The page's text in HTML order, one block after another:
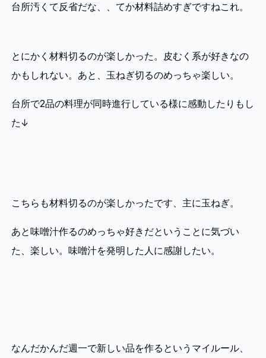
台所汚くて反省だな、、てか材料詰めすぎですねこれ。
とにかく材料切るのが楽しかった。皮むく系が好きなの
かもしれない。あと、玉ねぎ切るのめっちゃ楽しい。
台所で2品の料理が同時進行している様に感動したりもし
た↓
こちらも材料切るのが楽しかったです、主に玉ねぎ。
あと味噌汁作るのめっちゃ好きだということに気づい
た、楽しい。味噌汁を発明した人に感謝したい。
なんだかんだ週一で新しい品を作るというマイルール、